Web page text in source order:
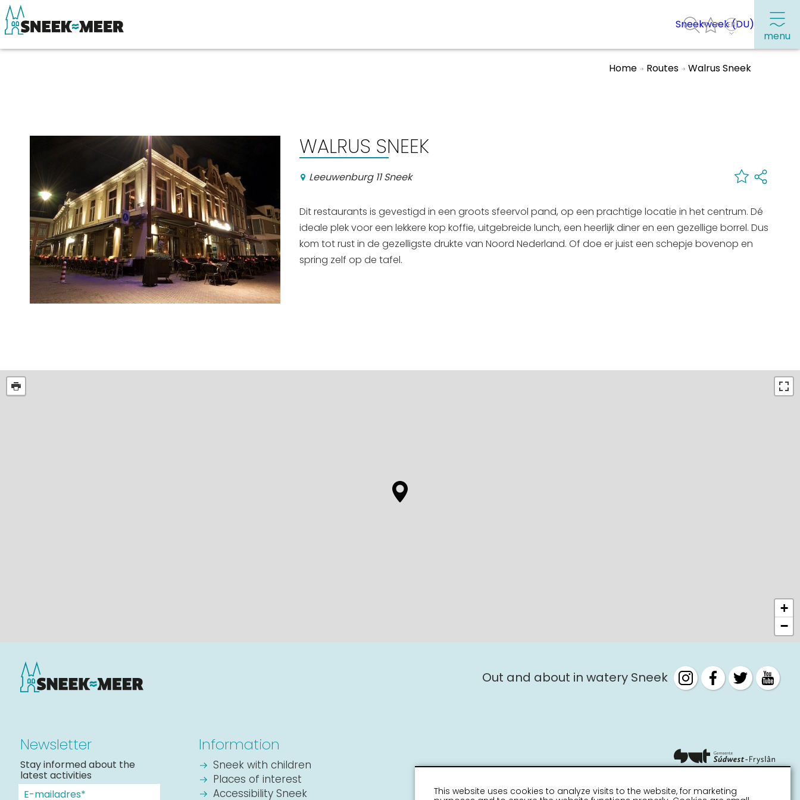
menu
Places of interest
Watersports
Where to stay
Shopping
Places of interest
Sneekweek (DU)
Home Routes Walrus Sneek
WALRUS SNEEK
Leeuwenburg 11 Sneek
Dit restaurants is gevestigd in een groots sfeervol pand, op een prachtige locatie in het centrum. Dé
ideale plek voor een lekkere kop koffie, uitgebreide lunch, een heerlijk diner en een gezellige borrel. Dus
kom tot rust in de gezelligste drukte van Noord Nederland. Of doe er juist een schepje bovenop en
spring zelf op de tafel.
+
−
Out and about in watery Sneek
Newsletter
Stay informed about the
latest activities
Information
Sneek with children
Places of interest
Accessibility Sneek
This website uses cookies to analyze visits to the website, for marketing